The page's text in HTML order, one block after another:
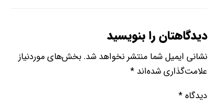
دیدگاهتان را بنویسید
نشانی ایمیل شما منتشر نخواهد شد. بخش‌های موردنیاز
علامت‌گذاری شده‌اند*
دیدگاه*